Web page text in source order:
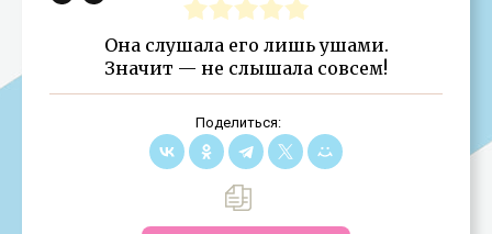
Она слушала его лишь ушами.
Значит — не слышала совсем!
Поделиться: